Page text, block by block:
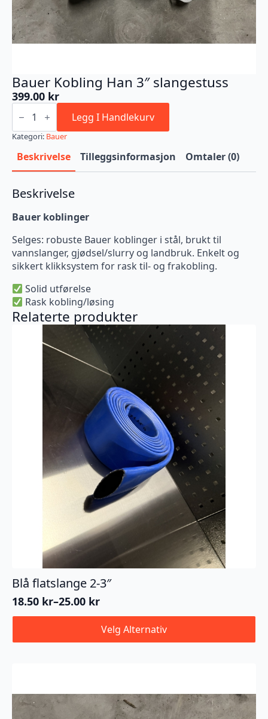
Bauer Kobling Han 3″ slangestuss
399.00 kr
Bauer
Kobling
3"
slangestuss
antall
Legg I Handlekurv
Kategori: Bauer
Beskrivelse Tilleggsinformasjon Omtaler (0)
Beskrivelse
Bauer koblinger
Selges: robuste Bauer koblinger i stål, brukt til
vannslanger, gjødsel/slurry og landbruk. Enkelt og
sikkert klikksystem for rask til- og frakobling.
Solid utførelse
Rask kobling/løsing
Relaterte produkter
Blå flatslange 2-3″
18.50 kr–25.00 kr
Prisområde:
18.50 kr
25.00 kr
Velg Alternativ
Dette
kan